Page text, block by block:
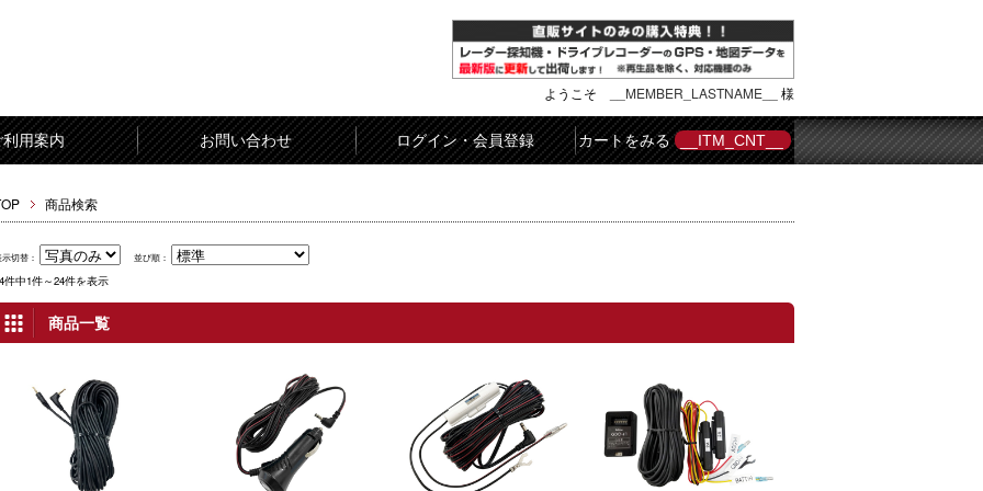
ようこそ __MEMBER_LASTNAME__ 様
利用案内 お問い合わせ ログイン・会員登録 カートをみる __ITM_CNT__
商品検索
切替： 並び順：
件中1件～24件を表示
商品一覧